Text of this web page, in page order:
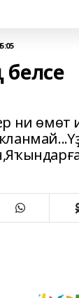
ни өмөт